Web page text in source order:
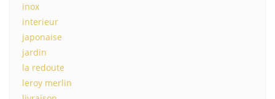
inox
interieur
japonaise
jardin
la redoute
leroy merlin